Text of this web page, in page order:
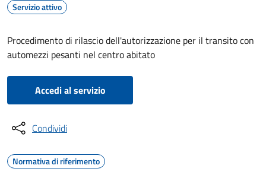
Servizio attivo
Procedimento di rilascio dell'autorizzazione per il transito con
automezzi pesanti nel centro abitato
Accedi al servizio
Condividi
Normativa di riferimento